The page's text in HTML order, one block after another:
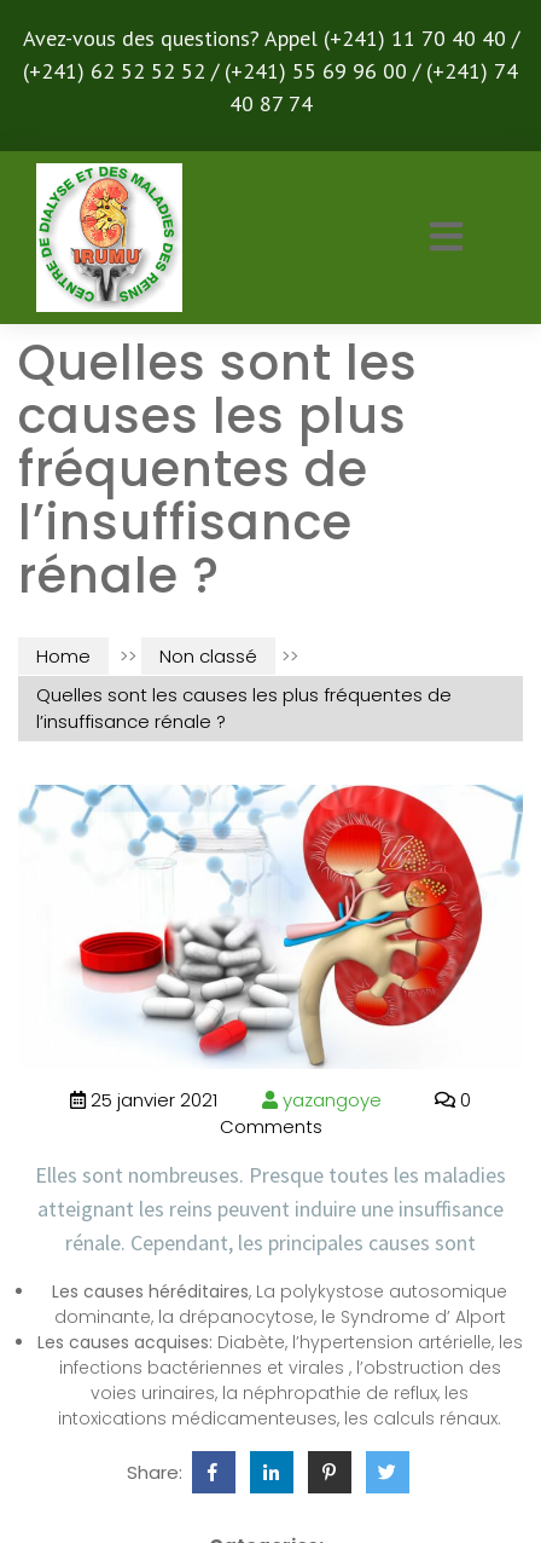
Avez-vous des questions? Appel (+241) 11 70 40 40 /
(+241) 62 52 52 52 / (+241) 55 69 96 00 / (+241) 74
40 87 74
Quelles sont les
causes les plus
fréquentes de
l’insuffisance
rénale ?
Home >> Non classé
>>
Quelles sont les causes les plus fréquentes de
l’insuffisance rénale ?
25 janvier 2021 yazangoye
0
Comments
Elles sont nombreuses. Presque toutes les maladies
atteignant les reins peuvent induire une insuffisance
rénale. Cependant, les principales causes sont
Les causes héréditaires, La polykystose autosomique
dominante, la drépanocytose, le Syndrome d’ Alport
Les causes acquises: Diabète, l’hypertension artérielle, les
infections bactériennes et virales , l’obstruction des
voies urinaires, la néphropathie de reflux, les
intoxications médicamenteuses, les calculs rénaux.
Share: